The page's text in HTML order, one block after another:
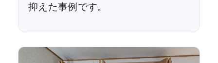
抑えた事例です。